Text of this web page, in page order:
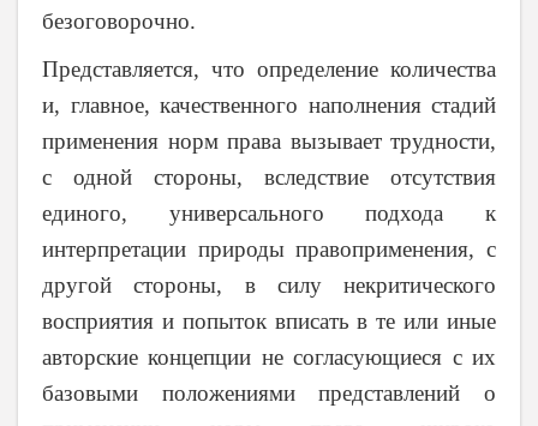
безоговорочно.
Представляется, что определение количества
и, главное, качественного наполнения стадий
применения норм права вызывает трудности,
с одной стороны, вследствие отсутствия
единого, универсального подхода к
интерпретации природы правоприменения, с
другой стороны, в силу некритического
восприятия и попыток вписать в те или иные
авторские концепции не согласующиеся с их
базовыми положениями представлений о